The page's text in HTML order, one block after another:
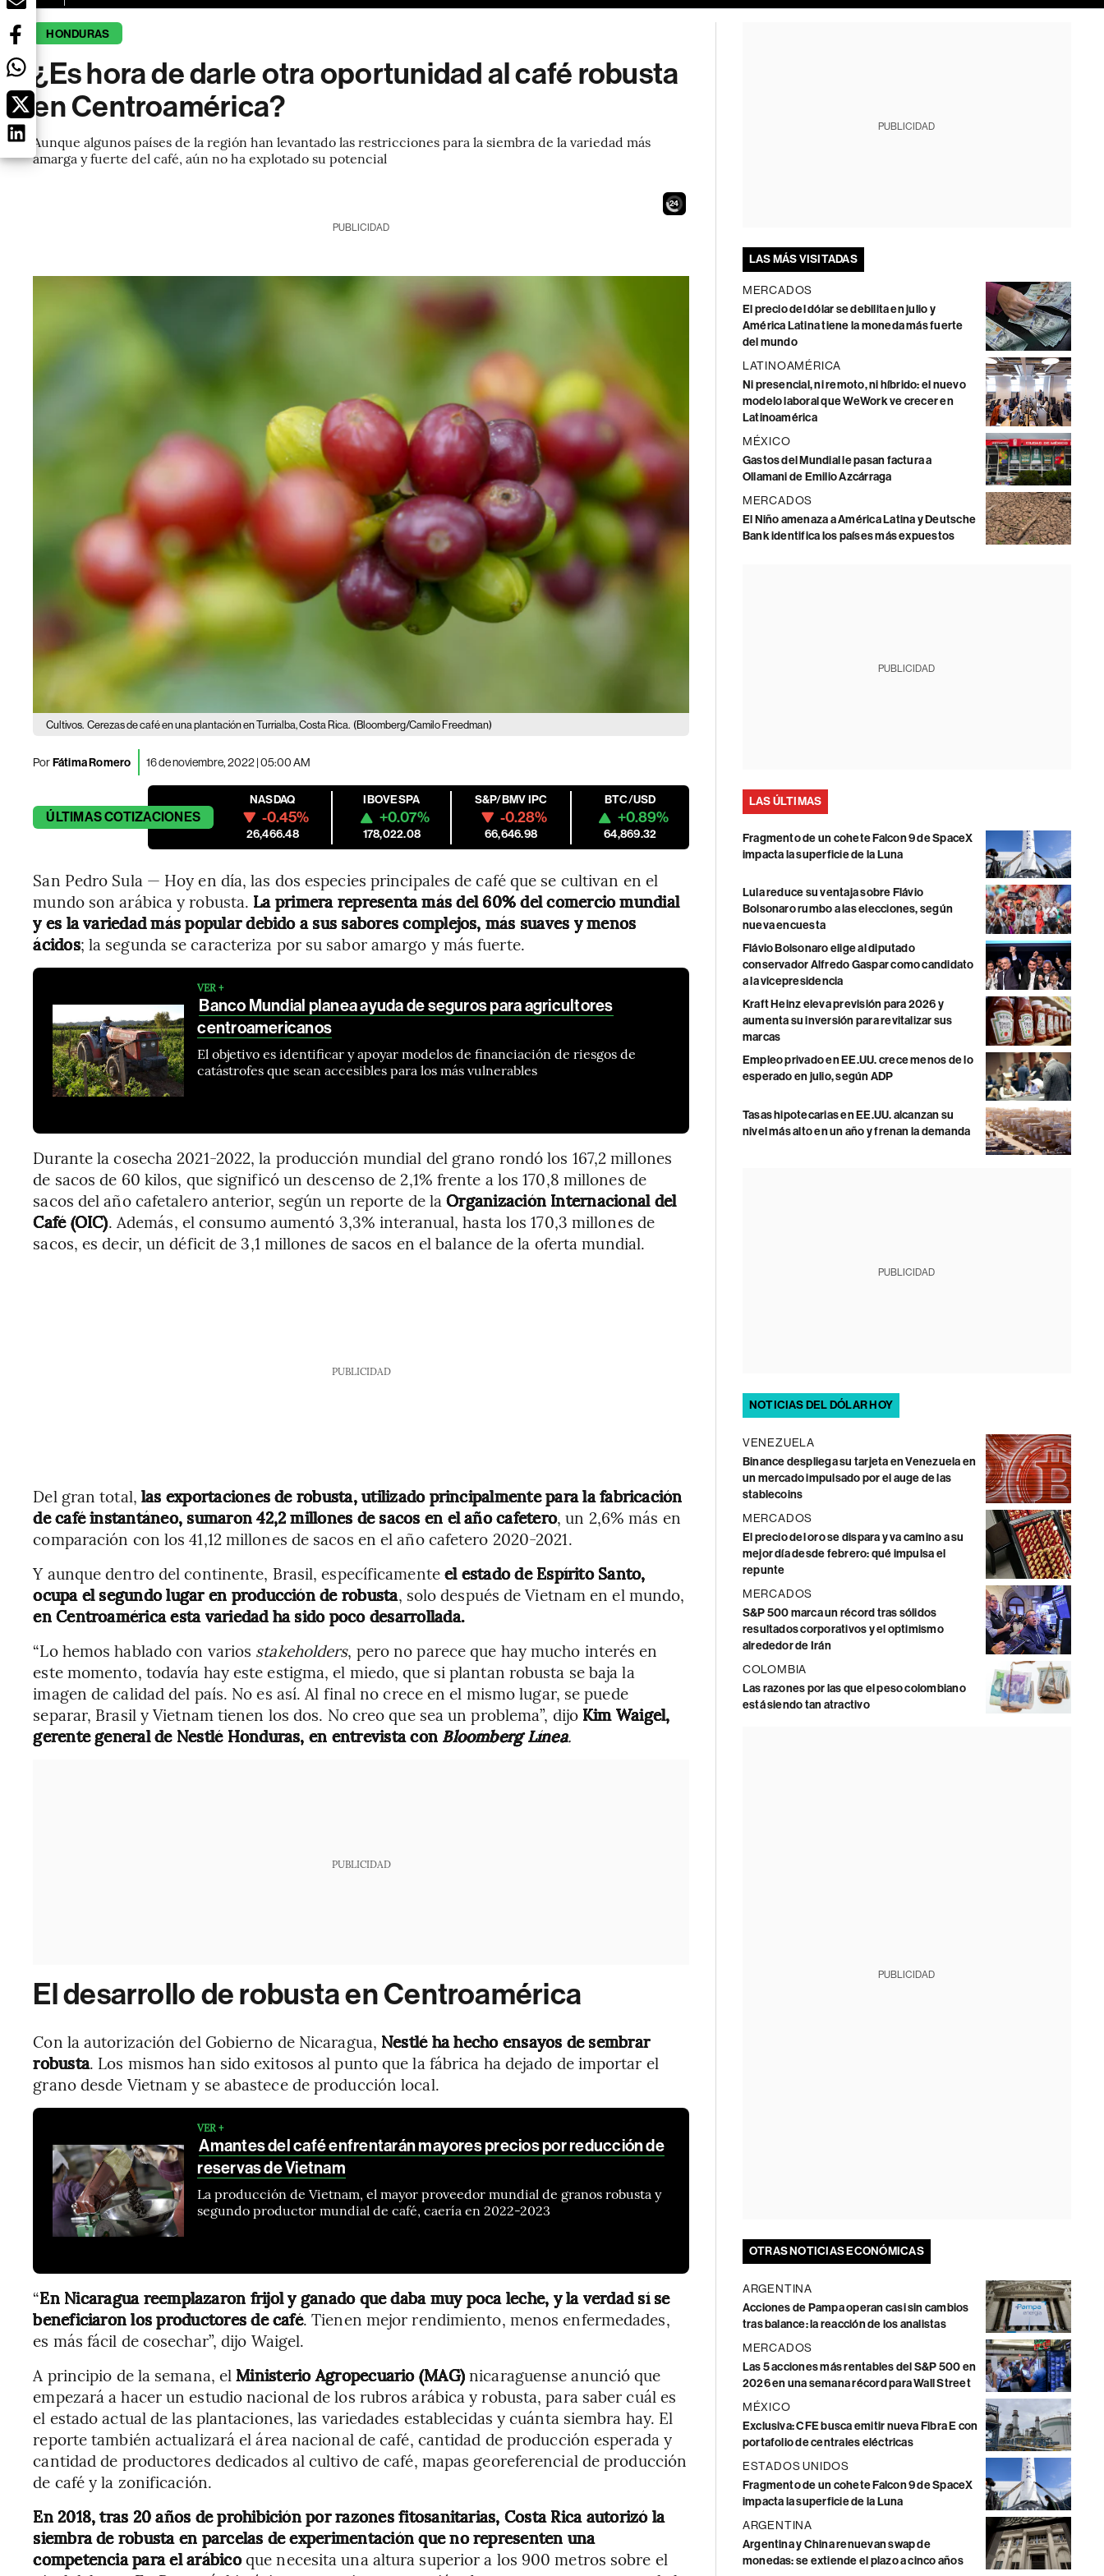
HONDURAS
¿Es hora de darle otra oportunidad al café robusta
en Centroamérica?
Aunque algunos países de la región han levantado las restricciones para la siembra de la variedad más
amarga y fuerte del café, aún no ha explotado su potencial
22
PUBLICIDAD
Cultivos. Cerezas de café en una plantación en Turrialba, Costa Rica. (Bloomberg/Camilo Freedman)
PorFátima Romero 16 de noviembre, 2022 | 05:00 AM
ÚLTIMASCOTIZACIONES
NASDAQ
-0.45%
26,466.48
IBOVESPA
+0.07%
178,022.08
S&P/BMV IPC
-0.28%
66,646.98
BTC/USD
+0.89%
64,869.32
San Pedro Sula — Hoy en día, las dos especies principales de café que se cultivan en el
mundo son arábica y robusta. La primera representa más del 60% del comercio mundial
y es la variedad más popular debido a sus sabores complejos, más suaves y menos
ácidos; la segunda se caracteriza por su sabor amargo y más fuerte.
VER +
Banco Mundial planea ayuda de seguros para agricultores
centroamericanos
El objetivo es identificar y apoyar modelos de financiación de riesgos de
catástrofes que sean accesibles para los más vulnerables
Durante la cosecha 2021-2022, la producción mundial del grano rondó los 167,2 millones
de sacos de 60 kilos, que significó un descenso de 2,1% frente a los 170,8 millones de
sacos del año cafetalero anterior, según un reporte de laOrganización Internacional del
Café (OIC). Además, el consumo aumentó 3,3% interanual, hasta los 170,3 millones de
sacos, es decir, un déficit de 3,1 millones de sacos en el balance de la oferta mundial.
PUBLICIDAD
Del gran total, las exportaciones de robusta, utilizado principalmente para la fabricación
de café instantáneo, sumaron 42,2 millones de sacos en el año cafetero, un 2,6% más en
comparación con los 41,12 millones de sacos en el año cafetero 2020-2021.
Y aunque dentro del continente, Brasil, específicamenteel estado de Espírito Santo,
ocupa el segundo lugar en producción de robusta, solo después de Vietnam en el mundo,
en Centroamérica esta variedad ha sido poco desarrollada.
“Lo hemos hablado con varios stakeholders, pero no parece que hay mucho interés en
este momento, todavía hay este estigma, el miedo, que si plantan robusta se baja la
imagen de calidad del país. No es así. Al final no crece en el mismo lugar, se puede
separar, Brasil y Vietnam tienen los dos. No creo que sea un problema”, dijo Kim Waigel,
gerente general de Nestlé Honduras, en entrevista con Bloomberg Línea.
PUBLICIDAD
El desarrollo de robusta en Centroamérica
Con la autorización del Gobierno de Nicaragua, Nestlé ha hecho ensayos de sembrar
robusta. Los mismos han sido exitosos al punto que la fábrica ha dejado de importar el
grano desde Vietnam y se abastece de producción local.
VER +
Amantes del café enfrentarán mayores precios por reducción de
reservas de Vietnam
La producción de Vietnam, el mayor proveedor mundial de granos robusta y
segundo productor mundial de café, caería en 2022-2023
“En Nicaragua reemplazaron frijol y ganado que daba muy poca leche, y la verdad sí se
beneficiaron los productores de café. Tienen mejor rendimiento, menos enfermedades,
es más fácil de cosechar”, dijo Waigel.
A principio de la semana, elMinisterio Agropecuario (MAG)nicaraguense anunció que
empezará a hacer un estudio nacional de los rubros arábica y robusta, para saber cuál es
el estado actual de las plantaciones, las variedades establecidas y cuánta siembra hay. El
reporte también actualizará el área nacional de café, cantidad de producción esperada y
cantidad de productores dedicados al cultivo de café, mapas georeferencial de producción
de café y la zonificación.
En 2018, tras 20 años de prohibición por razones fitosanitarias, Costa Rica autorizó la
siembra de robusta en parcelas de experimentación que no representen una
competencia para el arábicoque necesita una altura superior a los 900 metros sobre el
PUBLICIDAD
LAS MÁS VISITADAS
MERCADOS
El precio del dólar se debilita en julio y
América Latina tiene la moneda más fuerte
del mundo
LATINOAMÉRICA
Ni presencial, ni remoto, ni híbrido: el nuevo
modelo laboral que WeWork ve crecer en
Latinoamérica
MÉXICO
Gastos del Mundial le pasan factura a
Ollamani de Emilio Azcárraga
MERCADOS
El Niño amenaza a América Latina y Deutsche
Bank identifica los países más expuestos
PUBLICIDAD
LAS ÚLTIMAS
Fragmento de un cohete Falcon 9 de SpaceX
impacta la superficie de la Luna
Lula reduce su ventaja sobre Flávio
Bolsonaro rumbo a las elecciones, según
nueva encuesta
Flávio Bolsonaro elige al diputado
conservador Alfredo Gaspar como candidato
a la vicepresidencia
Kraft Heinz eleva previsión para 2026 y
aumenta su inversión para revitalizar sus
marcas
Empleo privado en EE.UU. crece menos de lo
esperado en julio, según ADP
Tasas hipotecarias en EE.UU. alcanzan su
nivel más alto en un año y frenan la demanda
PUBLICIDAD
NOTICIAS DEL DÓLAR HOY
VENEZUELA
Binance despliega su tarjeta en Venezuela en
un mercado impulsado por el auge de las
stablecoins
MERCADOS
El precio del oro se dispara y va camino a su
mejor día desde febrero: qué impulsa el
repunte
MERCADOS
S&P 500 marca un récord tras sólidos
resultados corporativos y el optimismo
alrededor de Irán
COLOMBIA
Las razones por las que el peso colombiano
está siendo tan atractivo
PUBLICIDAD
OTRAS NOTICIAS ECONÓMICAS
ARGENTINA
Acciones de Pampa operan casi sin cambios
tras balance: la reacción de los analistas
MERCADOS
Las 5 acciones más rentables del S&P 500 en
2026 en una semana récord para Wall Street
MÉXICO
Exclusiva: CFE busca emitir nueva Fibra E con
portafolio de centrales eléctricas
ESTADOS UNIDOS
Fragmento de un cohete Falcon 9 de SpaceX
impacta la superficie de la Luna
ARGENTINA
Argentina y China renuevan swap de
monedas: se extiende el plazo a cinco años